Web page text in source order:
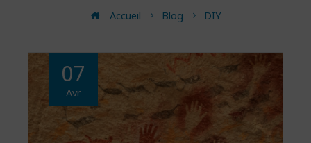
Accueil Blog DIY
07
Avr